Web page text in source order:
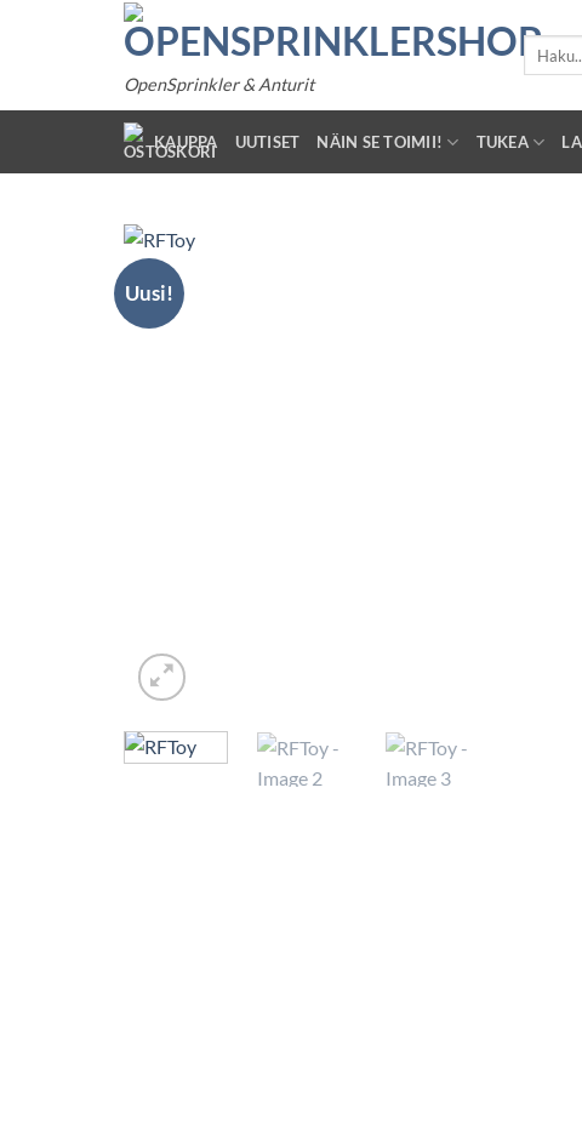
OpenSprinkler & Anturit
KAUPPA UUTISET NÄIN SE TOIMII! TUKEA
Uusi!